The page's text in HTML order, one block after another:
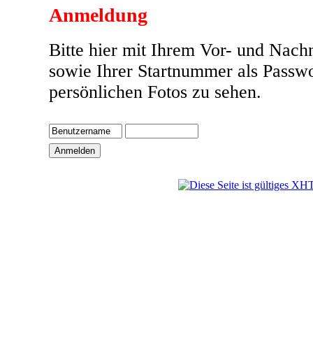
Anmeldung
Bitte hier mit Ihrem Vor- und
sowie Ihrer Startnummer als
persönlichen Fotos zu sehen.